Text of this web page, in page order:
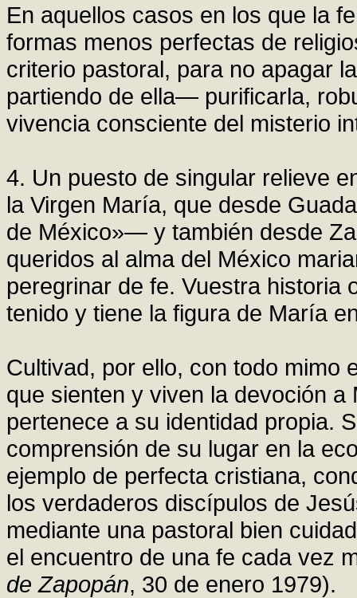
En aquellos casos en los que la
formas menos perfectas de
criterio pastoral, para no apagar
partiendo de ella— purificarla,
vivencia consciente del misterio
4. Un puesto de singular relieve
la Virgen María, que desde
de México»— y también desde
queridos al alma del México
peregrinar de fe. Vuestra historia
tenido y tiene la figura de María
Cultivad, por ello, con todo mimo
que sienten y viven la devoción
pertenece a su identidad propia.
comprensión de su lugar en la
ejemplo de perfecta cristiana,
los verdaderos discípulos de
mediante una pastoral bien
el encuentro de una fe cada vez
de Zapopán, 30 de enero 1979).